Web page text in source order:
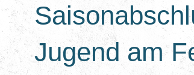
Jugend am